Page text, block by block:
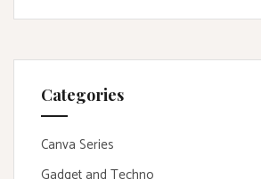
Categories
Canva Series